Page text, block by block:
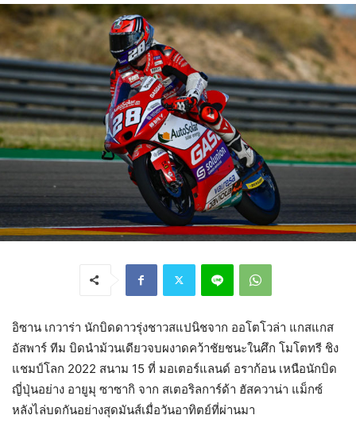
อิซาน เกวาร่า นักบิดดาวรุ่งชาวสแปนิชจาก ออโตโวล่า แกสแกส
อัสพาร์ ทีม บิดนำม้วนเดียวจบผงาดคว้าชัยชนะในศึก โมโตทรี ชิง
แชมป์โลก 2022 สนาม 15 ที่ มอเตอร์แลนด์ อราก้อน เหนือนักบิด
ญี่ปุ่นอย่าง อายูมุ ซาซากิ จาก สเตอริลการ์ด้า ฮัสควาน่า แม็กซ์
หลังไล่บดกันอย่างสุดมันส์เมื่อวันอาทิตย์ที่ผ่านมา